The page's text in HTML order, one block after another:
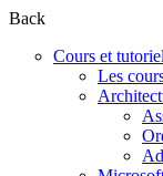
Back
Cours et
Les